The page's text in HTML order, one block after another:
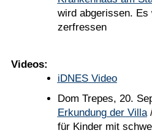
wird abgerissen. Es
zerfressen
Videos:
iDNES Video
Dom Trepes, 20.
Erkundung der Villa/
für Kinder mit